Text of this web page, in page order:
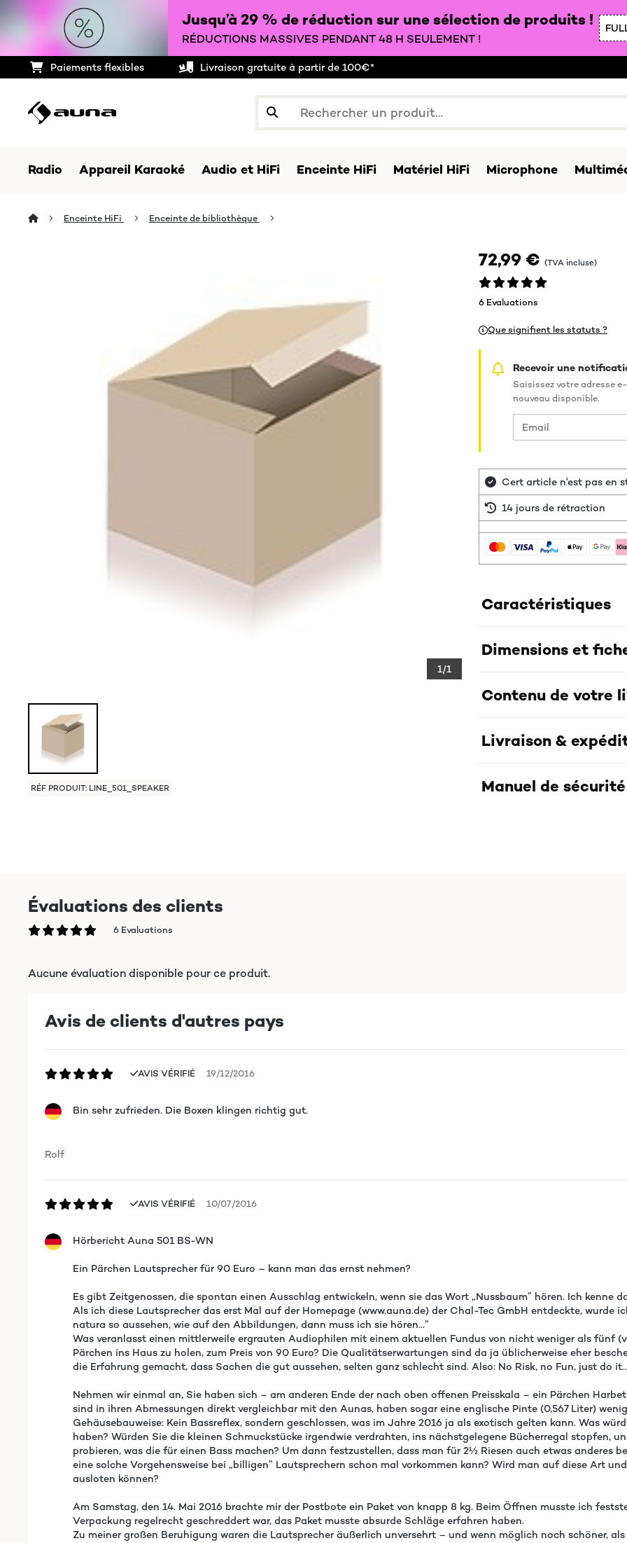
Jusqu’à 29 % de réduction sur une sélection de produits !
RÉDUCTIONS MASSIVES PENDANT 48 H SEULEMENT !
Paiements flexibles Livraison gratuite à partir de 100€*
Radio Appareil Karaoké Audio et HiFi Enceinte HiFi Matériel HiFi Microphone
Enceinte HiFi Enceinte de bibliothèque
1/1
RÉF PRODUIT: LINE_501_SPEAKER
72,99 € (TVA incluse)
6 Evaluations
Que signifient les statuts ?
Recevoir une
Saisissez votre adresse
nouveau disponible.
Cert article n'est pas en
14 jours de rétraction
Caractéristiques
Dimensions et
Contenu de votre
Livraison &
Manuel de
Évaluations des clients
6 Evaluations
Aucune évaluation disponible pour ce produit.
Avis de clients d'autres pays
AVIS VÉRIFIÉ 19/12/2016
Bin sehr zufrieden. Die Boxen klingen richtig gut.
Rolf
AVIS VÉRIFIÉ 10/07/2016
Hörbericht Auna 501 BS-WN
Ein Pärchen Lautsprecher für 90 Euro – kann man das ernst nehmen?
Es gibt Zeitgenossen, die spontan einen Ausschlag entwickeln, wenn sie das Wort „Nussbaum” hören. Ich kenne
Als ich diese Lautsprecher das erst Mal auf der Homepage (www.auna.de) der Chal-Tec GmbH entdeckte, wurde
natura so aussehen, wie auf den Abbildungen, dann muss ich sie hören...”
Was veranlasst einen mittlerweile ergrauten Audiophilen mit einem aktuellen Fundus von nicht weniger als fünf
Pärchen ins Haus zu holen, zum Preis von 90 Euro? Die Qualitätserwartungen sind da ja üblicherweise eher
die Erfahrung gemacht, dass Sachen die gut aussehen, selten ganz schlecht sind. Also: No Risk, no Fun, just do
Nehmen wir einmal an, Sie haben sich – am anderen Ende der nach oben offenen Preisskala – ein Pärchen
sind in ihren Abmessungen direkt vergleichbar mit den Aunas, haben sogar eine englische Pinte (0,567 Liter)
Gehäusebauweise: Kein Bassreflex, sondern geschlossen, was im Jahre 2016 ja als exotisch gelten kann. Was
haben? Würden Sie die kleinen Schmuckstücke irgendwie verdrahten, ins nächstgelegene Bücherregal stopfen,
probieren, was die für einen Bass machen? Um dann festzustellen, dass man für 2½ Riesen auch etwas anderes
eine solche Vorgehensweise bei „billigen” Lautsprechern schon mal vorkommen kann? Wird man auf diese Art
ausloten können?
Am Samstag, den 14. Mai 2016 brachte mir der Postbote ein Paket von knapp 8 kg. Beim Öffnen musste ich
Verpackung regelrecht geschreddert war, das Paket musste absurde Schläge erfahren haben.
Zu meiner großen Beruhigung waren die Lautsprecher äußerlich unversehrt – und wenn möglich noch schöner,